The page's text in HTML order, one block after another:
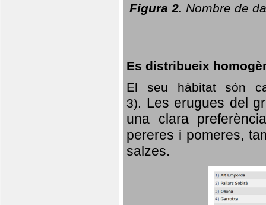
Figura 2. Nombre de
Es distribueix
El seu hàbitat són
3). Les erugues del
una clara
pereres i pomeres,
salzes.